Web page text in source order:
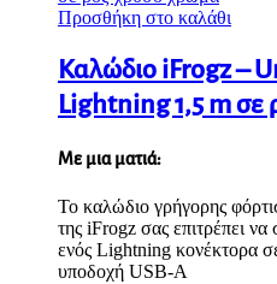
Προσθήκη στο καλάθι
Καλώδιο iFrogz –
Lightning 1,5 m σε
Με μια ματιά:
Το καλώδιο γρήγορης
της iFrogz σας επιτρέπει
ενός Lightning κονέκτορα
υποδοχή USB-A